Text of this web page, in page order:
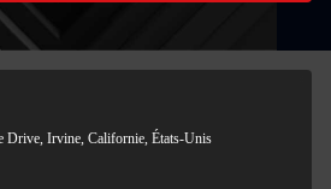
Drive, Irvine, Californie, États-Unis